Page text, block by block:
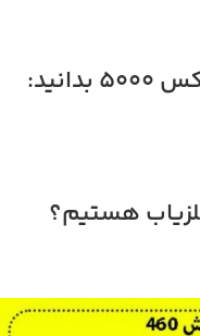
قبل از خرید فلزیاب جی پی ایکس 5000 بدانید:
هستیم؟